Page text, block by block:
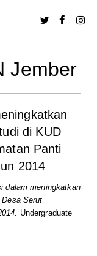
Jember
di KUD
Panti
2014
dalam meningkatkan
Serut
Undergraduate